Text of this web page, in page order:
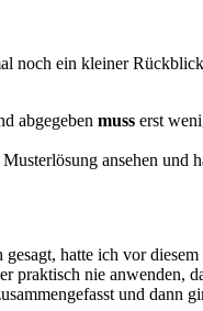
ein kleiner
abgegeben muss erst
ansehen
hatte ich vor
praktisch nie
und dann